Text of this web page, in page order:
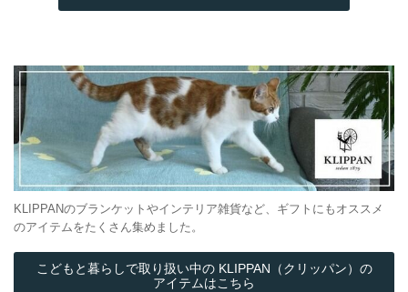
KLIPPANのブランケットやインテリア雑貨など、ギフトにもオススメ
のアイテムをたくさん集めました。
こどもと暮らしで取り扱い中の KLIPPAN（クリッパン）の
アイテムはこちら